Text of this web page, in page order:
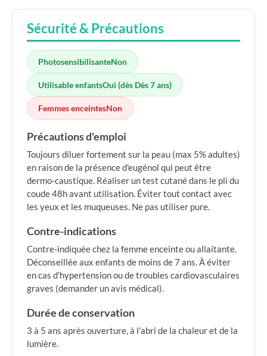
Sécurité & Précautions
PhotosensibilisanteNon
Utilisable enfantsOui (dès Dès 7 ans)
Femmes enceintesNon
Précautions d'emploi
Toujours diluer fortement sur la peau (max 5% adultes)
en raison de la présence d'eugénol qui peut être
dermo-caustique. Réaliser un test cutané dans le pli du
coude 48h avant utilisation. Éviter tout contact avec
les yeux et les muqueuses. Ne pas utiliser pure.
Contre-indications
Contre-indiquée chez la femme enceinte ou allaitante.
Déconseillée aux enfants de moins de 7 ans. À éviter
en cas d'hypertension ou de troubles cardiovasculaires
graves (demander un avis médical).
Durée de conservation
3 à 5 ans après ouverture, à l'abri de la chaleur et de la
lumière.